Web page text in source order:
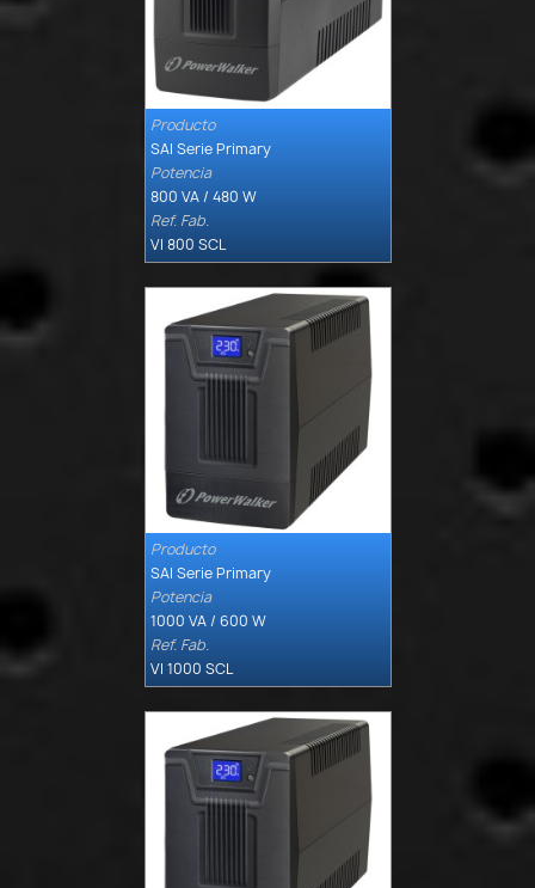

Producto
SAI Serie Primary
Potencia
800 VA / 480 W
Ref. Fab.
VI 800 SCL

Producto
SAI Serie Primary
Potencia
1000 VA / 600 W
Ref. Fab.
VI 1000 SCL